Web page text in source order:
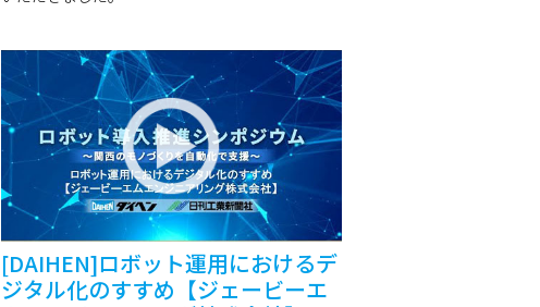
[DAIHEN]ロボット運用におけるデ
ジタル化のすすめ【ジェービーエ